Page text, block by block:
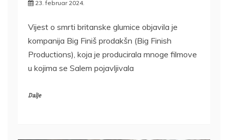
23. februar 2024.
Vijest o smrti britanske glumice objavila je
kompanija Big Finiš prodakšn (Big Finish
Productions), koja je producirala mnoge filmove
u kojima se Salem pojavljivala
Dalje